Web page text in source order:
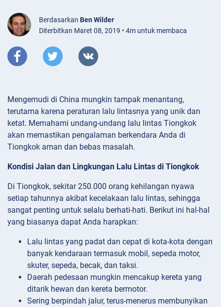
Berdasarkan Ben Wilder
Diterbitkan Maret 08, 2019 • 4m untuk membaca
Mengemudi di China mungkin tampak menantang,
terutama karena peraturan lalu lintasnya yang unik dan
ketat. Memahami undang-undang lalu lintas Tiongkok
akan memastikan pengalaman berkendara Anda di
Tiongkok aman dan bebas masalah.
Kondisi Jalan dan Lingkungan Lalu Lintas di Tiongkok
Di Tiongkok, sekitar 250.000 orang kehilangan nyawa
setiap tahunnya akibat kecelakaan lalu lintas, sehingga
sangat penting untuk selalu berhati-hati. Berikut ini hal-hal
yang biasanya dapat Anda harapkan:
Lalu lintas yang padat dan cepat di kota-kota dengan
banyak kendaraan termasuk mobil, sepeda motor,
skuter, sepeda, becak, dan taksi.
Daerah pedesaan mungkin mencakup kereta yang
ditarik hewan dan kereta bermotor.
Sering berpindah jalur, terus-menerus membunyikan